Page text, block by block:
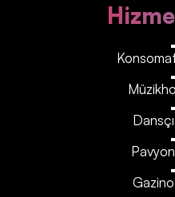
Gazino